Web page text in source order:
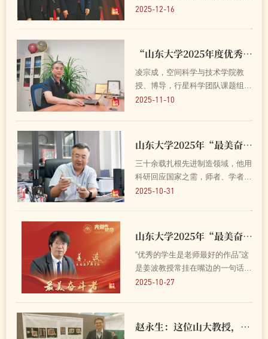
新区的热土上，他是躬身企业一线
黄渤海新区副主任挂职工作，将二
十年的学术积淀转化为...
2025-12-16
“山东大学2025年度优秀教师”凌宗成教授：以行星为笔，绘就山大深空科...
凌宗成，空间科学与技术学院教
授、博导，行星科学团队课题组
长，国家级领军人才。研究领域为
质学。他深入参与“嫦娥”“天问”等
重大深空探测任务，参...
2025-11-10
山东大学2025年“最美奋斗者”刘战强教授：怀揣“制造强国”的初心，以...
三十余载扎根先进制造领域，他用
科研回应国家之需，师者、学者、
管理者等多重角色融合，始终以奋
初心，他在奋斗的道路上步履不
停。他，就是2025年山东...
2025-10-31
山东大学2025年“最美奋斗者”姜波教授：海洋考古的探索者，学生心中的...
“优秀的学生是老师最好的作品”这
是姜波教授常挂在嘴边的一句话，
也是他从考古研究所转向高校讲台
东大学“最美奋斗者”——姜波教
授，听他讲述如何穿行...
2025-10-27
赵永生：这位山大教授，让骨骼“说话”